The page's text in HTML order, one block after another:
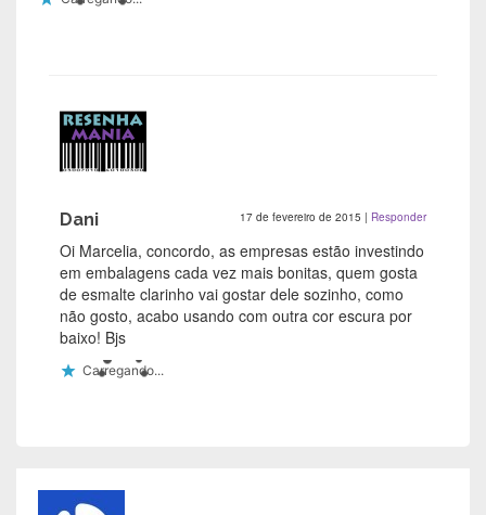
Dani 17 de fevereiro de 2015 | Responder
Oi Marcelia, concordo, as empresas estão investindo
em embalagens cada vez mais bonitas, quem gosta
de esmalte clarinho vai gostar dele sozinho, como
não gosto, acabo usando com outra cor escura por
baixo! Bjs
Carregando...